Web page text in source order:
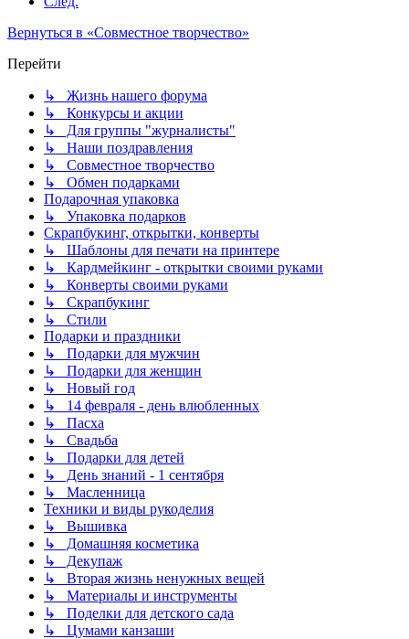
Вернуться в «Совместное творчество»
Перейти
↳ Жизнь нашего форума
↳ Конкурсы и акции
↳ Для группы "журналисты"
↳ Наши поздравления
↳ Совместное творчество
↳ Обмен подарками
Подарочная упаковка
↳ Упаковка подарков
Скрапбукинг, открытки, конверты
↳ Шаблоны для печати на принтере
↳ Кардмейкинг - открытки своими руками
↳ Конверты своими руками
↳ Скрапбукинг
↳ Стили
Подарки и праздники
↳ Подарки для мужчин
↳ Подарки для женщин
↳ Новый год
↳ 14 февраля - день влюбленных
↳ Пасха
↳ Свадьба
↳ Подарки для детей
↳ День знаний - 1 сентября
↳ Масленница
Техники и виды рукоделия
↳ Вышивка
↳ Домашняя косметика
↳ Декупаж
↳ Вторая жизнь ненужных вещей
↳ Материалы и инструменты
↳ Поделки для детского сада
↳ Цумами канзаши